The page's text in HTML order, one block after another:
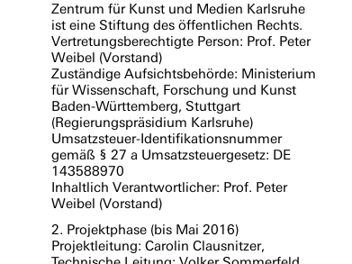
Zentrum für Kunst und Medien Karlsruhe
ist eine Stiftung des öffentlichen Rechts.
Vertretungsberechtigte Person: Prof. Peter
Weibel (Vorstand)
Zuständige Aufsichtsbehörde: Ministerium
für Wissenschaft, Forschung und Kunst
Baden-Württemberg, Stuttgart
(Regierungspräsidium Karlsruhe)
Umsatzsteuer-Identifikationsnummer
gemäß § 27 a Umsatzsteuergesetz: DE
143588970
Inhaltlich Verantwortlicher: Prof. Peter
Weibel (Vorstand)
2. Projektphase (bis Mai 2016)
Projektleitung: Carolin Clausnitzer,